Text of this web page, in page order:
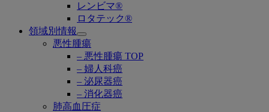
レンビマ®
ロタテック®
領域別情報
Open
submenu
悪性腫瘍
– 悪性腫瘍 TOP
– 婦人科癌
– 泌尿器癌
– 消化器癌
肺高血圧症